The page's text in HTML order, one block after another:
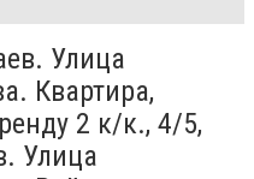
Улица
Квартира,
2 к/к., 4/5,
Улица